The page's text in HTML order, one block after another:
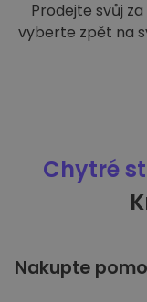
Prodejte svůj
vyberte zpět na
Chytré
Nakupte